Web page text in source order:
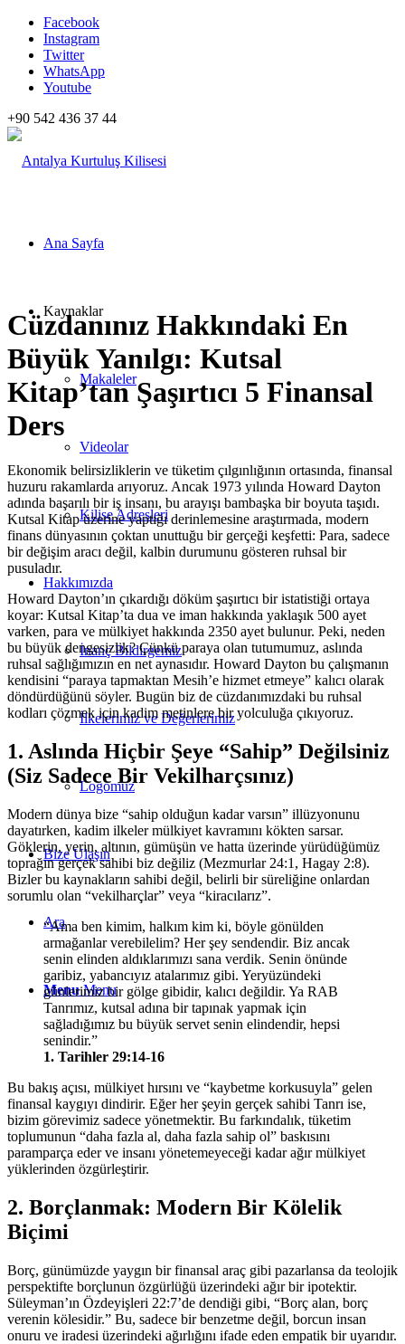
Facebook
Instagram
Twitter
WhatsApp
Youtube
+90 542 436 37 44
Ana Sayfa
Kaynaklar
Makaleler
Videolar
Kilise Adresleri
Hakkımızda
İnanç Bildirgemiz
İlkelerimiz ve Değerlerimiz
Logomuz
Bize Ulaşın
Ara
Menu Menu
Cüzdanınız Hakkındaki En
Büyük Yanılgı: Kutsal
Kitap’tan Şaşırtıcı 5 Finansal
Ders
Ekonomik belirsizliklerin ve tüketim çılgınlığının ortasında, finansal
huzuru rakamlarda arıyoruz. Ancak 1973 yılında Howard Dayton
adında başarılı bir iş insanı, bu arayışı bambaşka bir boyuta taşıdı.
Kutsal Kitap üzerine yaptığı derinlemesine araştırmada, modern
finans dünyasının çoktan unuttuğu bir gerçeği keşfetti: Para, sadece
bir değişim aracı değil, kalbin durumunu gösteren ruhsal bir
pusuladır.
Howard Dayton’ın çıkardığı döküm şaşırtıcı bir istatistiği ortaya
koyar: Kutsal Kitap’ta dua ve iman hakkında yaklaşık 500 ayet
varken, para ve mülkiyet hakkında 2350 ayet bulunur. Peki, neden
bu büyük dengesizlik? Çünkü paraya olan tutumumuz, aslında
ruhsal sağlığımızın en net aynasıdır. Howard Dayton bu çalışmanın
kendisini “paraya tapmaktan Mesih’e hizmet etmeye” kalıcı olarak
döndürdüğünü söyler. Bugün biz de cüzdanımızdaki bu ruhsal
kodları çözmek için kadim metinlere bir yolculuğa çıkıyoruz.
1. Aslında Hiçbir Şeye “Sahip” Değilsiniz
(Siz Sadece Bir Vekilharçsınız)
Modern dünya bize “sahip olduğun kadar varsın” illüzyonunu
dayatırken, kadim ilkeler mülkiyet kavramını kökten sarsar.
Göklerin, yerin, altının, gümüşün ve hatta üzerinde yürüdüğümüz
toprağın gerçek sahibi biz değiliz (Mezmurlar 24:1 , Hagay 2:8).
Bizler bu kaynakların sahibi değil, belirli bir süreliğine onlardan
sorumlu olan “vekilharçlar” veya “kiracılarız”.
“Ama ben kimim, halkım kim ki, böyle gönülden
armağanlar verebilelim? Her şey sendendir. Biz ancak
senin elinden aldıklarımızı sana verdik. Senin önünde
garibiz, yabancıyız atalarımız gibi. Yeryüzündeki
günlerimiz bir gölge gibidir, kalıcı değildir. Ya RAB
Tanrımız, kutsal adına bir tapınak yapmak için
sağladığımız bu büyük servet senin elindendir, hepsi
senindir.”
1. Tarihler 29:14-16
Bu bakış açısı, mülkiyet hırsını ve “kaybetme korkusuyla” gelen
finansal kaygıyı dindirir. Eğer her şeyin gerçek sahibi Tanrı ise,
bizim görevimiz sadece yönetmektir. Bu farkındalık, tüketim
toplumunun “daha fazla al, daha fazla sahip ol” baskısını
paramparça eder ve insanı yönetemeyeceği kadar ağır mülkiyet
yüklerinden özgürleştirir.
2. Borçlanmak: Modern Bir Kölelik
Biçimi
Borç, günümüzde yaygın bir finansal araç gibi pazarlansa da teolojik
perspektifte borçlunun özgürlüğü üzerindeki ağır bir ipotektir.
Süleyman’ın Özdeyişleri 22:7’de dendiği gibi, “Borç alan, borç
verenin kölesidir.” Bu, sadece bir benzetme değil, borcun insan
onuru ve iradesi üzerindeki ağırlığını ifade eden empatik bir uyarıdır.